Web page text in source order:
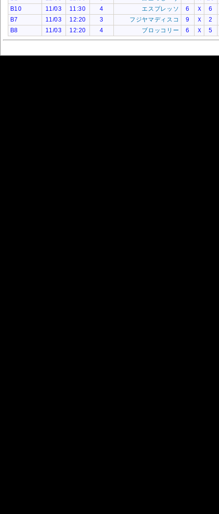
B10
11/03 11:30 4 エスプレッソ 6 Ｘ
6
B7
11/03 12:20 3 フジヤマディスコ 9 Ｘ
2
B8
11/03 12:20 4 ブロッコリー 6 Ｘ 5